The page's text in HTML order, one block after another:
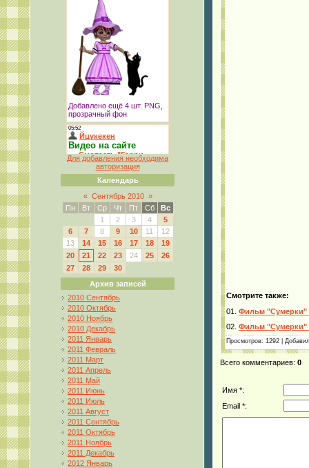
Для добавления необходима
авторизация
Календарь
« Сентябрь 2010 »
Пн
Вт Ср Чт Пт Сб
Вс
1
2 3 4
5
6
7 8 9 10 11
12
13
14 15 16 17 18
19
20
21 22 23 24 25
26
27
28 29
30
Архив записей
2010 Сентябрь
2010 Октябрь
2010 Ноябрь
2010 Декабрь
2011 Январь
2011 Февраль
2011 Март
2011 Апрель
2011 Май
2011 Июнь
2011 Июль
2011 Август
2011 Сентябрь
2011 Октябрь
2011 Ноябрь
2011 Декабрь
2012 Январь
Смотрите также:
01. Фильм "Сумерки"
02. Фильм "Сумерки"
Просмотров: 1292 | Добавил
Всего комментариев: 0
Имя *:
Email *: